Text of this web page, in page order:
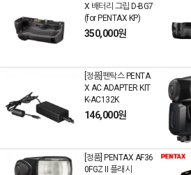
X 배터리 그립 D-BG7
(for PENTAX KP)
350,000원
[정품]펜탁스 PENTA
X AC ADAPTER KIT
K-AC132K
146,000원
[정품] PENTAX AF36
0FGZ II 플래시